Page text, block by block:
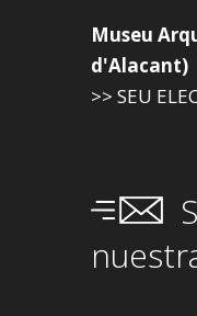
Museu
d'Alacant)
>> SEU